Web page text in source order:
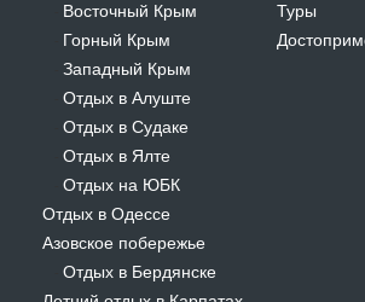
Восточный Крым
Горный Крым
Западный Крым
Отдых в Алуште
Отдых в Судаке
Отдых в Ялте
Отдых на ЮБК
Отдых в Одессе
Азовское побережье
Отдых в Бердянске
Туры